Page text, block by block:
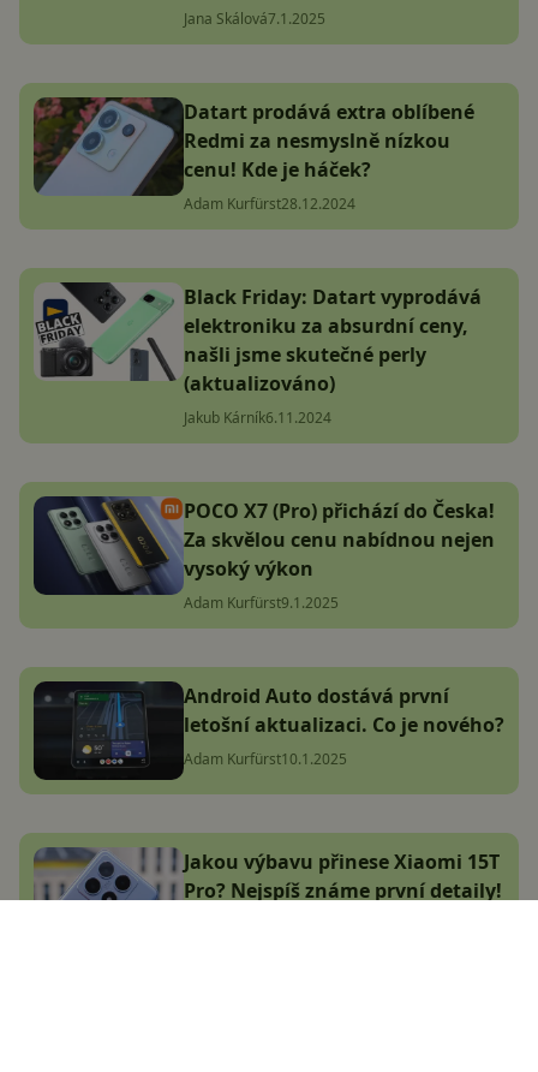
Jana Skálová7.1.2025
Datart prodává extra oblíbené
Redmi za nesmyslně nízkou
cenu! Kde je háček?
Adam Kurfürst28.12.2024
Black Friday: Datart vyprodává
elektroniku za absurdní ceny,
našli jsme skutečné perly
(aktualizováno)
Jakub Kárník6.11.2024
POCO X7 (Pro) přichází do Česka!
Za skvělou cenu nabídnou nejen
vysoký výkon
Adam Kurfürst9.1.2025
Android Auto dostává první
letošní aktualizaci. Co je nového?
Adam Kurfürst10.1.2025
Jakou výbavu přinese Xiaomi 15T
Pro? Nejspíš známe první detaily!